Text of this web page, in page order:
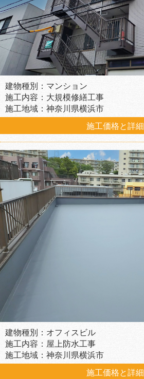
建物種別：マンション
施工内容：大規模修繕工事
施工地域：神奈川県横浜市
施工価格と詳細
建物種別：オフィスビル
施工内容：屋上防水工事
施工地域：神奈川県横浜市
施工価格と詳細